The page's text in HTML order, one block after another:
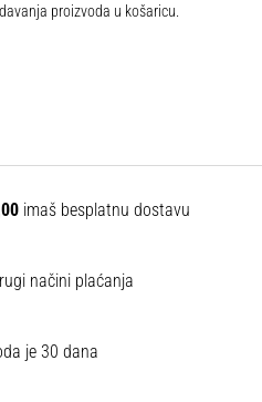
proizvoda u košaricu.
imaš besplatnu dostavu
načini plaćanja
je 30 dana